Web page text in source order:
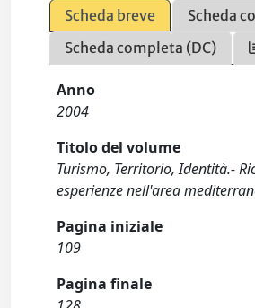
Scheda breve
Scheda
Scheda completa (DC)
Anno
2004
Titolo del volume
Turismo, Territorio, Identità.-
esperienze nell'area
Pagina iniziale
109
Pagina finale